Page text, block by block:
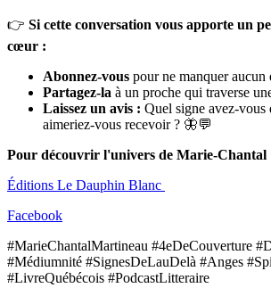
👉 Si cette conversation vous apporte un
cœur :
Abonnez-vous pour ne manquer aucun
Partagez-la à un proche qui traverse
Laissez un avis : Quel signe avez-vous
aimeriez-vous recevoir ? 🦋💬
Pour découvrir l'univers de Marie-Chantal
Éditions Le Dauphin Blanc
Facebook
#MarieChantalMartineau #4eDeCouverture
#Médiumnité #SignesDeLauDelà #Anges
#LivreQuébécois #PodcastLitteraire